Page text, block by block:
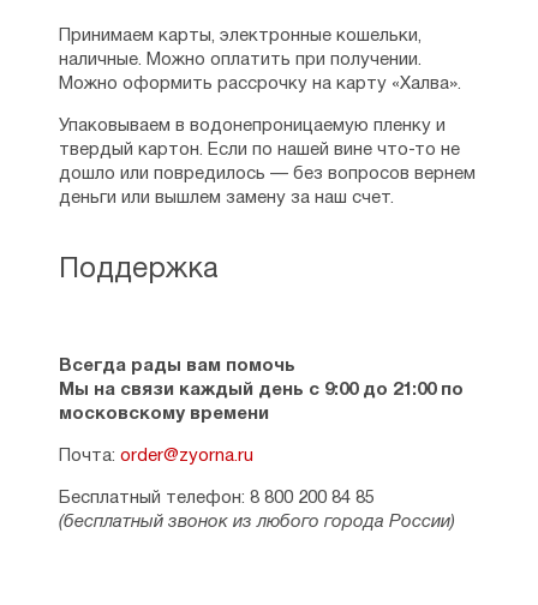
Поддержка
Всегда рады вам помочь
Мы на связи каждый день с 9:00 до 21:00 по
московскому времени
Почта: order@zyorna.ru
Бесплатный телефон: 8 800 200 84 85
(бесплатный звонок из любого города России)
Принимаем карты, электронные кошельки,
наличные. Можно оплатить при получении.
Можно оформить рассрочку на карту «Халва».
Упаковываем в водонепроницаемую пленку и
твердый картон. Если по нашей вине что-то не
дошло или повредилось — без вопросов вернем
деньги или вышлем замену за наш счет.